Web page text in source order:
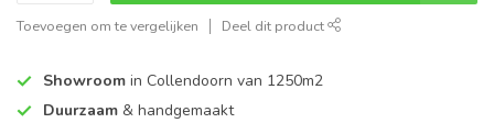
Toevoegen om te vergelijken Deel dit product
Showroom in Collendoorn van 1250m2
Duurzaam & handgemaakt